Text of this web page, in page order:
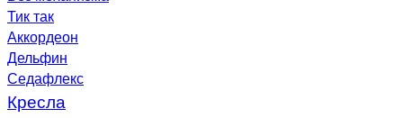
Тик так
Аккордеон
Дельфин
Седафлекс
Кресла